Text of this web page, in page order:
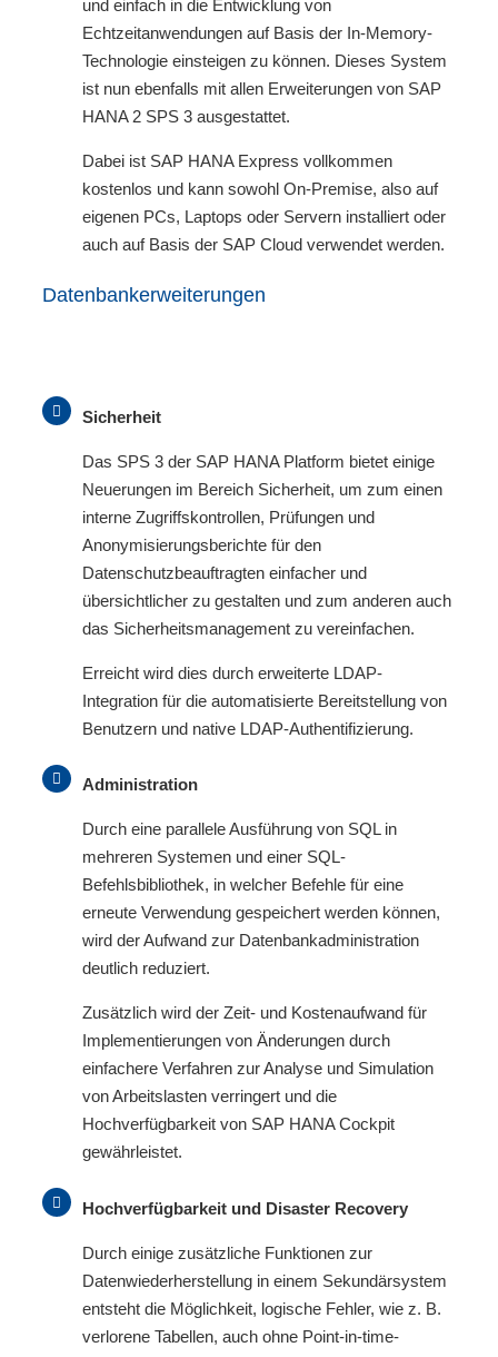
und einfach in die Entwicklung von
Echtzeitanwendungen auf Basis der In-Memory-
Technologie einsteigen zu können. Dieses System
ist nun ebenfalls mit allen Erweiterungen von SAP
HANA 2 SPS 3 ausgestattet.
Dabei ist SAP HANA Express vollkommen
kostenlos und kann sowohl On-Premise, also auf
eigenen PCs, Laptops oder Servern installiert oder
auch auf Basis der SAP Cloud verwendet werden.
Datenbankerweiterungen
Sicherheit
Das SPS 3 der SAP HANA Platform bietet einige
Neuerungen im Bereich Sicherheit, um zum einen
interne Zugriffskontrollen, Prüfungen und
Anonymisierungsberichte für den
Datenschutzbeauftragten einfacher und
übersichtlicher zu gestalten und zum anderen auch
das Sicherheitsmanagement zu vereinfachen.
Erreicht wird dies durch erweiterte LDAP-
Integration für die automatisierte Bereitstellung von
Benutzern und native LDAP-Authentifizierung.
Administration
Durch eine parallele Ausführung von SQL in
mehreren Systemen und einer SQL-
Befehlsbibliothek, in welcher Befehle für eine
erneute Verwendung gespeichert werden können,
wird der Aufwand zur Datenbankadministration
deutlich reduziert.
Zusätzlich wird der Zeit- und Kostenaufwand für
Implementierungen von Änderungen durch
einfachere Verfahren zur Analyse und Simulation
von Arbeitslasten verringert und die
Hochverfügbarkeit von SAP HANA Cockpit
gewährleistet.
Hochverfügbarkeit und Disaster Recovery
Durch einige zusätzliche Funktionen zur
Datenwiederherstellung in einem Sekundärsystem
entsteht die Möglichkeit, logische Fehler, wie z. B.
verlorene Tabellen, auch ohne Point-in-time-